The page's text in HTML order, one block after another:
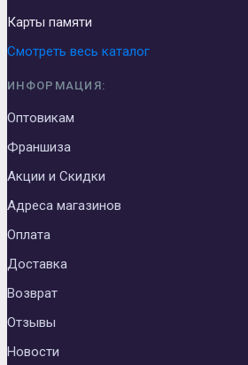
Карты памяти
Смотреть весь каталог
ИНФОРМАЦИЯ:
Оптовикам
Франшиза
Акции и Скидки
Адреса магазинов
Оплата
Доставка
Возврат
Отзывы
Новости